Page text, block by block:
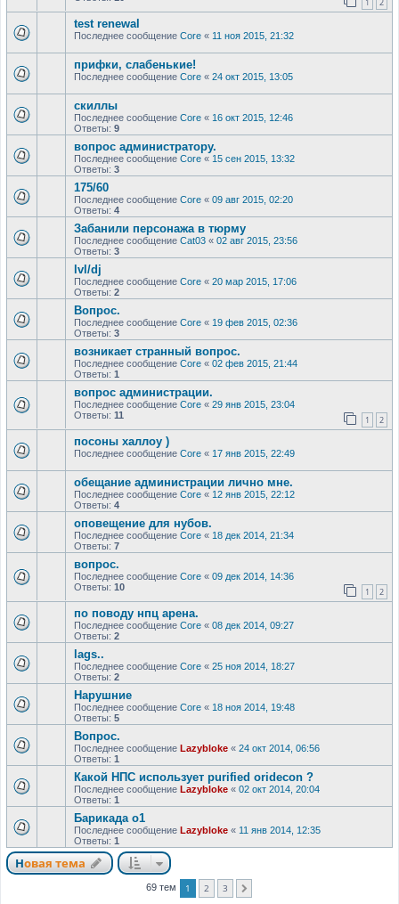
1 2
test renewal
Последнее сообщение Core « 11 ноя 2015, 21:32
прифки, слабенькие!
Последнее сообщение Core « 24 окт 2015, 13:05
скиллы
Последнее сообщение Core « 16 окт 2015, 12:46
Ответы: 9
вопрос администратору.
Последнее сообщение Core « 15 сен 2015, 13:32
Ответы: 3
175/60
Последнее сообщение Core « 09 авг 2015, 02:20
Ответы: 4
Забанили персонажа в тюрму
Последнее сообщение Cat03 « 02 авг 2015, 23:56
Ответы: 3
lvl/dj
Последнее сообщение Core « 20 мар 2015, 17:06
Ответы: 2
Вопрос.
Последнее сообщение Core « 19 фев 2015, 02:36
Ответы: 3
возникает странный вопрос.
Последнее сообщение Core « 02 фев 2015, 21:44
Ответы: 1
вопрос администрации.
Последнее сообщение Core « 29 янв 2015, 23:04
Ответы: 11 1 2
посоны халлоу )
Последнее сообщение Core « 17 янв 2015, 22:49
обещание администрации лично мне.
Последнее сообщение Core « 12 янв 2015, 22:12
Ответы: 4
оповещение для нубов.
Последнее сообщение Core « 18 дек 2014, 21:34
Ответы: 7
вопрос.
Последнее сообщение Core « 09 дек 2014, 14:36
Ответы: 10 1 2
по поводу нпц арена.
Последнее сообщение Core « 08 дек 2014, 09:27
Ответы: 2
lags..
Последнее сообщение Core « 25 ноя 2014, 18:27
Ответы: 2
Нарушние
Последнее сообщение Core « 18 ноя 2014, 19:48
Ответы: 5
Вопрос.
Последнее сообщение Lazybloke « 24 окт 2014, 06:56
Ответы: 1
Какой НПС использует purified oridecon ?
Последнее сообщение Lazybloke « 02 окт 2014, 20:04
Ответы: 1
Барикада о1
Последнее сообщение Lazybloke « 11 янв 2014, 12:35
Ответы: 1
Новая тема
69 тем 1 2 3